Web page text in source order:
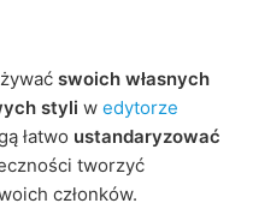
swoich własnych
styli w edytorze
łatwo ustandaryzować
tworzyć
członków.